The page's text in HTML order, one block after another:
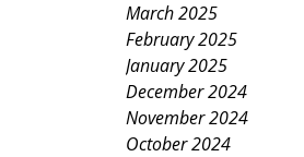
March 2025
February 2025
January 2025
December 2024
November 2024
October 2024